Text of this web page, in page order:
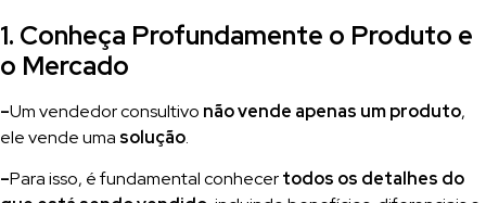
1. Conheça Profundamente o Produto e
o Mercado
–Um vendedor consultivo não vende apenas um produto,
ele vende uma solução.
–Para isso, é fundamental conhecertodos os detalhes do